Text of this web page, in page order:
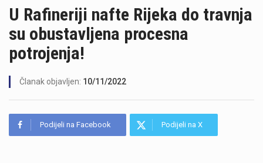
U Rafineriji nafte Rijeka do travnja
su obustavljena procesna
potrojenja!
Članak objavljen: 10/11/2022
Podijeli na Facebook Podijeli na X